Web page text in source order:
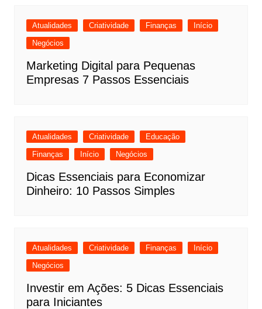
Atualidades Criatividade Finanças
Início
Negócios
Marketing Digital para Pequenas
Empresas 7 Passos Essenciais
Atualidades Criatividade
Educação
Finanças
Início Negócios
Dicas Essenciais para Economizar
Dinheiro: 10 Passos Simples
Atualidades Criatividade Finanças
Início
Negócios
Investir em Ações: 5 Dicas Essenciais
para Iniciantes